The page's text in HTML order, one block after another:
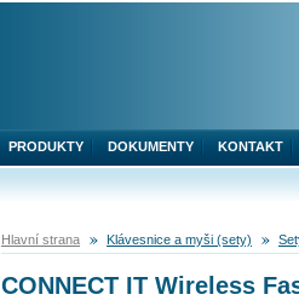
Hlavní strana Klávesnice a myši (sety)
CONNECT IT Wireless
PRODUKTY DOKUMENTY KONTAKT